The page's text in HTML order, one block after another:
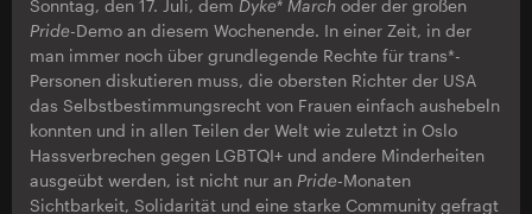
Sonntag, den 17. Juli, dem Dyke* March oder der großen
Pride-Demo an diesem Wochenende. In einer Zeit, in der
man immer noch über grundlegende Rechte für trans*-
Personen diskutieren muss, die obersten Richter der USA
das Selbstbestimmungsrecht von Frauen einfach aushebeln
konnten und in allen Teilen der Welt wie zuletzt in Oslo
Hassverbrechen gegen LGBTQI+ und andere Minderheiten
ausgeübt werden, ist nicht nur an Pride-Monaten
Sichtbarkeit, Solidarität und eine starke Community gefragt